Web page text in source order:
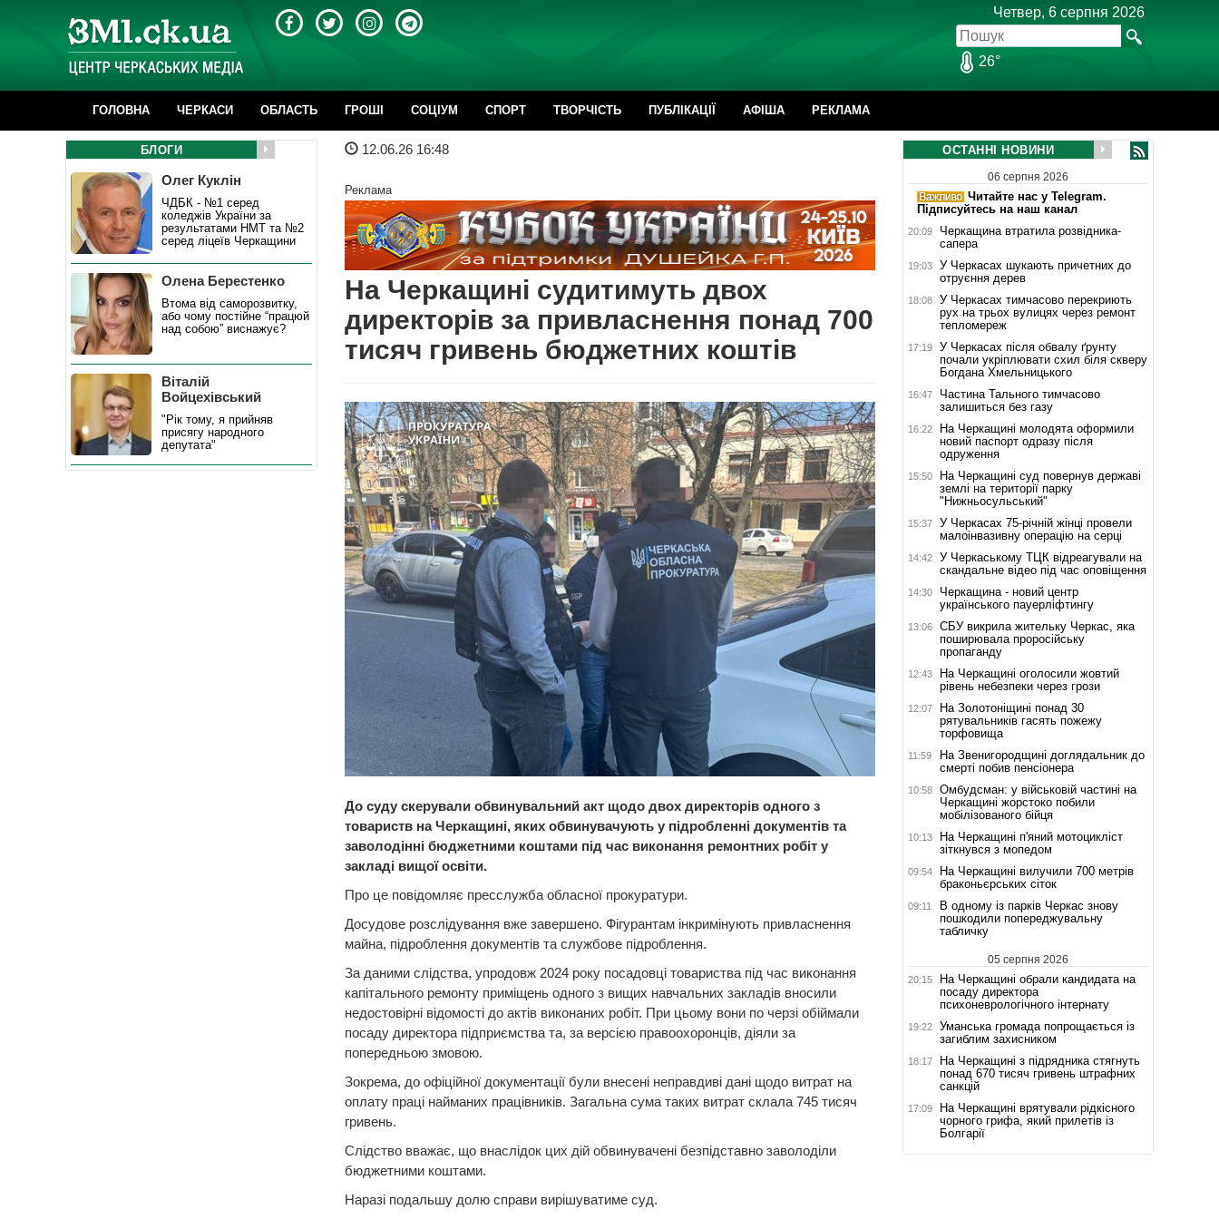
Четвер, 6 серпня 2026
26°
ГОЛОВНА ЧЕРКАСИ ОБЛАСТЬ ГРОШІ CОЦІУМ СПОРТ ТВОРЧІСТЬ ПУБЛІКАЦІЇ АФІША РЕКЛАМА
12.06.26 16:48
Реклама
На Черкащині судитимуть двох
директорів за привласнення понад 700
тисяч гривень бюджетних коштів
До суду скерували обвинувальний акт щодо двох директорів одного з
товариств на Черкащині, яких обвинувачують у підробленні документів та
заволодінні бюджетними коштами під час виконання ремонтних робіт у
закладі вищої освіти.
Про це повідомляє пресслужба обласної прокуратури.
Досудове розслідування вже завершено. Фігурантам інкримінують привласнення
майна, підроблення документів та службове підроблення.
За даними слідства, упродовж 2024 року посадовці товариства під час виконання
капітального ремонту приміщень одного з вищих навчальних закладів вносили
недостовірні відомості до актів виконаних робіт. При цьому вони по черзі обіймали
посаду директора підприємства та, за версією правоохоронців, діяли за
попередньою змовою.
Зокрема, до офіційної документації були внесені неправдиві дані щодо витрат на
оплату праці найманих працівників. Загальна сума таких витрат склала 745 тисяч
гривень.
Слідство вважає, що внаслідок цих дій обвинувачені безпідставно заволоділи
бюджетними коштами.
Наразі подальшу долю справи вирішуватиме суд.
БЛОГИ
Олег Куклін
ЧДБК - №1 серед
коледжів України за
результатами НМТ та №2
серед ліцеїв Черкащини
Олена Берестенко
Втома від саморозвитку,
або чому постійне “працюй
над собою” виснажує?
Віталій
Войцехівський
"Рік тому, я прийняв
присягу народного
депутата"
ОСТАННІ НОВИНИ
06 серпня 2026
Читайте нас у Telegram.
Підписуйтесь на наш канал
20:09
Черкащина втратила розвідника-
сапера
19:03
У Черкасах шукають причетних до
отруєння дерев
18:08
У Черкасах тимчасово перекриють
рух на трьох вулицях через ремонт
тепломереж
17:19
У Черкасах після обвалу ґрунту
почали укріплювати схил біля скверу
Богдана Хмельницького
16:47
Частина Тального тимчасово
залишиться без газу
16:22
На Черкащині молодята оформили
новий паспорт одразу після
одруження
15:50
На Черкащині суд повернув державі
землі на території парку
"Нижньосульський"
15:37
У Черкасах 75-річній жінці провели
малоінвазивну операцію на серці
14:42
У Черкаському ТЦК відреагували на
скандальне відео під час оповіщення
14:30
Черкащина - новий центр
українського пауерліфтингу
13:06
СБУ викрила жительку Черкас, яка
поширювала проросійську
пропаганду
12:43
На Черкащині оголосили жовтий
рівень небезпеки через грози
12:07
На Золотоніщині понад 30
рятувальників гасять пожежу
торфовища
11:59
На Звенигородщині доглядальник до
смерті побив пенсіонера
10:58
Омбудсман: у військовій частині на
Черкащині жорстоко побили
мобілізованого бійця
10:13
На Черкащині п'яний мотоцикліст
зіткнувся з мопедом
09:54
На Черкащині вилучили 700 метрів
браконьєрських сіток
09:11
В одному із парків Черкас знову
пошкодили попереджувальну
табличку
05 серпня 2026
20:15
На Черкащині обрали кандидата на
посаду директора
психоневрологічного інтернату
19:22
Уманська громада попрощається із
загиблим захисником
18:17
На Черкащині з підрядника стягнуть
понад 670 тисяч гривень штрафних
санкцій
17:09
На Черкащині врятували рідкісного
чорного грифа, який прилетів із
Болгарії